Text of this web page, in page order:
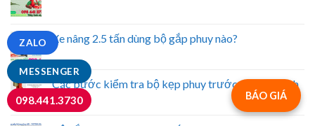
Xe nâng 2.5 tấn dùng bộ gắp phuy nào?
Các bước kiểm tra bộ kẹp phuy trước khi vận hành
BÁO GIÁ
MESSENGER
ZALO
098.441.3730